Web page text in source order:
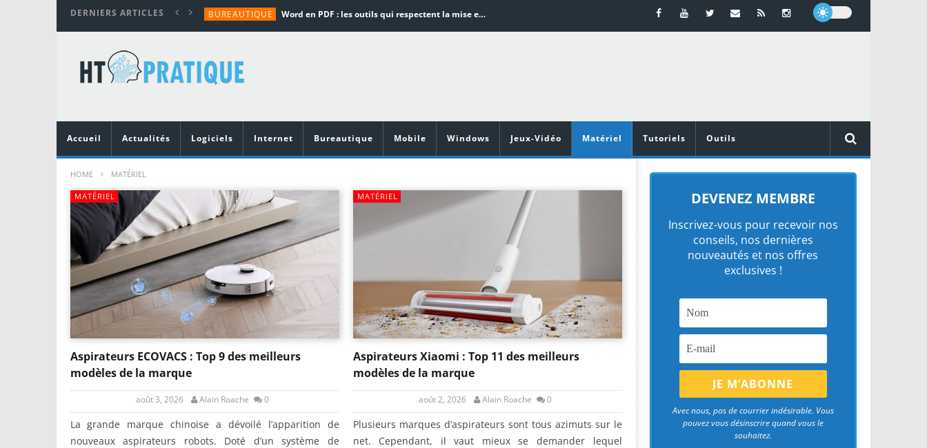
DERNIERS ARTICLES BUREAUTIQUE Word en PDF : les outils qui respectent la mise en page
TUTORIALS
MATÉRIEL
Vidéoprojecteurs Asus : Top 6 des meilleurs modèles de la marque
Accueil
Actualités Logiciels Internet Bureautique Mobile Windows Jeux-Vidéo Matériel Tutoriels Outils
HOME MATÉRIEL
MATÉRIEL
Aspirateurs ECOVACS : Top 9 des meilleurs
modèles de la marque
août 3, 2026 Alain Roache 0
La grande marque chinoise a dévoilé l’apparition de
nouveaux aspirateurs robots. Doté d’un système de
MATÉRIEL
Aspirateurs Xiaomi : Top 11 des meilleurs
modèles de la marque
août 2, 2026 Alain Roache 0
Plusieurs marques d’aspirateurs sont tous azimuts sur le
net. Cependant, il vaut mieux se demander lequel
DEVENEZ MEMBRE
Inscrivez-vous pour recevoir nos
conseils, nos dernières
nouveautés et nos offres
exclusives !
Avec nous, pas de courrier indésirable. Vous
pouvez vous désinscrire quand vous le
souhaitez.